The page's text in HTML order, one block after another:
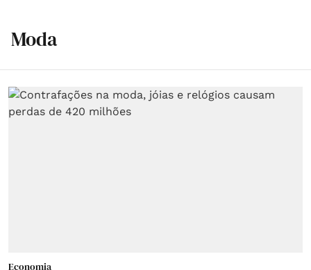
Moda
Economia